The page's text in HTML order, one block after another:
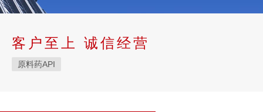
客户至上 诚信经营
原料药API